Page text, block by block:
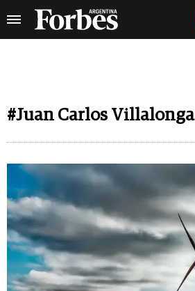
#Juan Carlos Villalonga